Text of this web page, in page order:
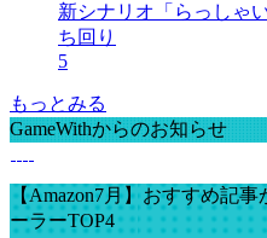
新シナリオ「らっしゃ
ち回り
5
もっとみる
GameWithからのお知らせ
【Amazon7月】おすすめ記
ーラーTOP4